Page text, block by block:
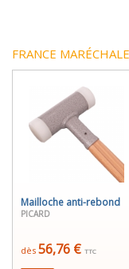
FRANCE
Mailloche anti-rebond
PICARD
dès 56,76 € TTC